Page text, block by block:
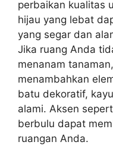
perbaikan kualitas
hijau yang lebat
yang segar dan
Jika ruang Anda
menanam
menambahkan
batu dekoratif,
alami. Aksen
berbulu dapat
ruangan Anda.